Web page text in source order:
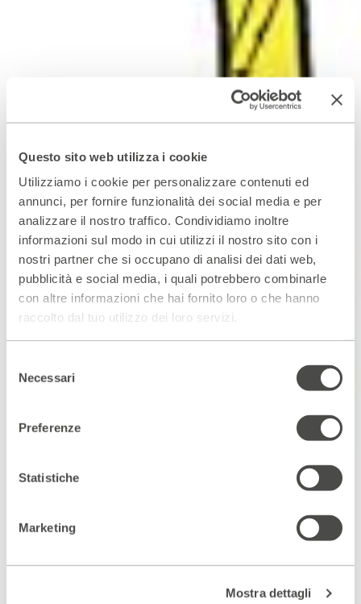
Questo sito web utilizza i cookie
Utilizziamo i cookie per personalizzare contenuti ed
annunci, per fornire funzionalità dei social media e per
analizzare il nostro traffico. Condividiamo inoltre
informazioni sul modo in cui utilizzi il nostro sito con i
nostri partner che si occupano di analisi dei dati web,
pubblicità e social media, i quali potrebbero combinarle
con altre informazioni che hai fornito loro o che hanno
raccolto dal tuo utilizzo dei loro servizi.
delNecessari
Preferenze
Statistiche
Marketing
Mostra dettagli